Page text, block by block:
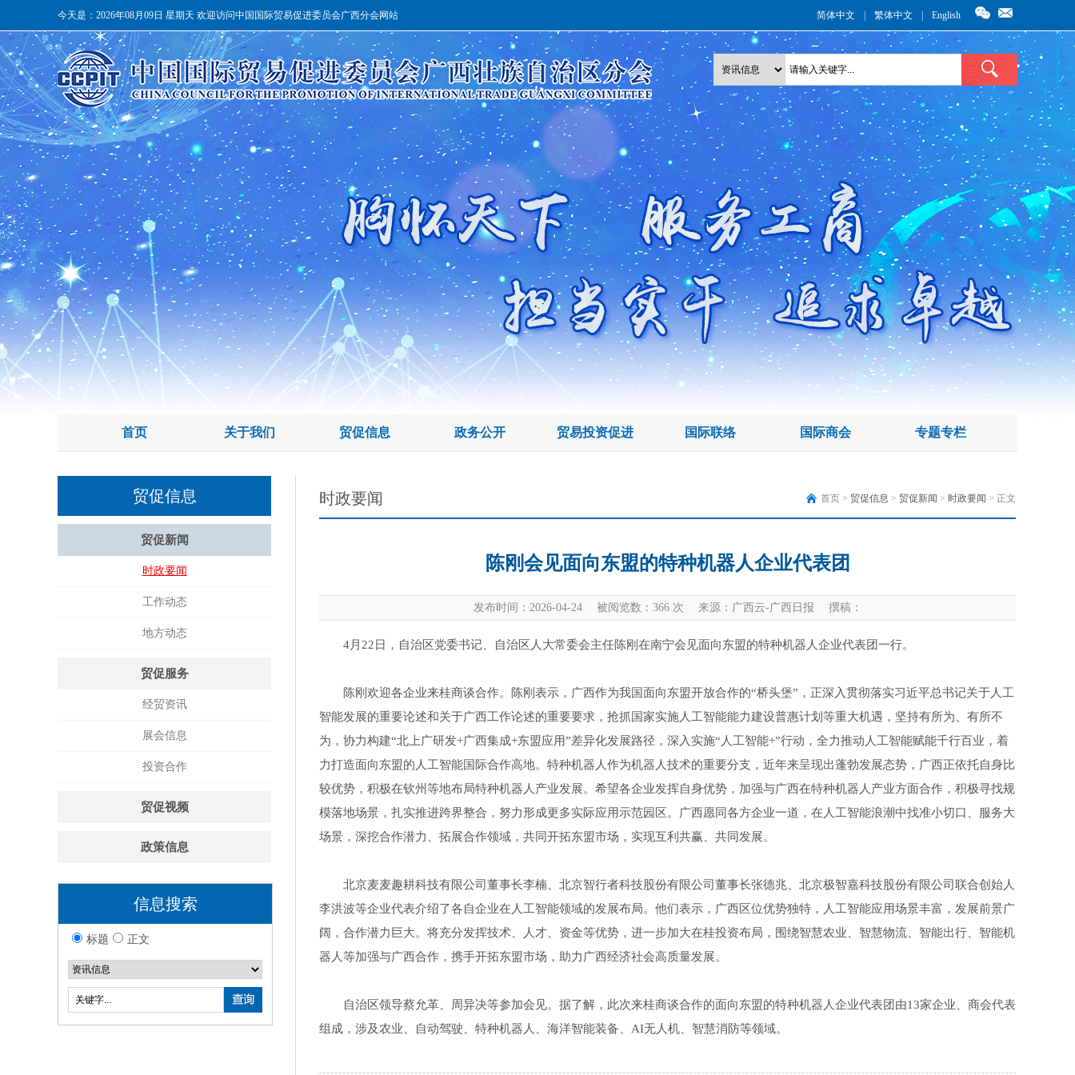
简体中文 繁体中文 English
今天是： 2026年08月09日 星期天 欢迎访问中国国际贸易促进委员会广西分会网站
首页 关于我们 贸促信息 政务公开 贸易投资促进 国际联络 国际商会 专题专栏
贸促信息
贸促新闻
时政要闻
工作动态
地方动态
贸促服务
经贸资讯
展会信息
投资合作
贸促视频
政策信息
信息搜索
标题 正文
首页 > 贸促信息 > 贸促新闻 > 时政要闻 > 正文
时政要闻
陈刚会见面向东盟的特种机器人企业代表团
发布时间：2026-04-24 被阅览数： 366次 来源：广西云-广西日报 撰稿：
4月22日，自治区党委书记、自治区人大常委会主任陈刚在南宁会见面向东盟的特种机器人企业代表团一行。
陈刚欢迎各企业来桂商谈合作。陈刚表示，广西作为我国面向东盟开放合作的“桥头堡”，正深入贯彻落实习近平总书记关于人工
智能发展的重要论述和关于广西工作论述的重要要求，抢抓国家实施人工智能能力建设普惠计划等重大机遇，坚持有所为、有所不
为，协力构建“北上广研发+广西集成+东盟应用”差异化发展路径，深入实施“人工智能+”行动，全力推动人工智能赋能千行百业，着
力打造面向东盟的人工智能国际合作高地。特种机器人作为机器人技术的重要分支，近年来呈现出蓬勃发展态势，广西正依托自身比
较优势，积极在钦州等地布局特种机器人产业发展。希望各企业发挥自身优势，加强与广西在特种机器人产业方面合作，积极寻找规
模落地场景，扎实推进跨界整合，努力形成更多实际应用示范园区。广西愿同各方企业一道，在人工智能浪潮中找准小切口、服务大
场景，深挖合作潜力、拓展合作领域，共同开拓东盟市场，实现互利共赢、共同发展。
北京麦麦趣耕科技有限公司董事长李楠、北京智行者科技股份有限公司董事长张德兆、北京极智嘉科技股份有限公司联合创始人
李洪波等企业代表介绍了各自企业在人工智能领域的发展布局。他们表示，广西区位优势独特，人工智能应用场景丰富，发展前景广
阔，合作潜力巨大。将充分发挥技术、人才、资金等优势，进一步加大在桂投资布局，围绕智慧农业、智慧物流、智能出行、智能机
器人等加强与广西合作，携手开拓东盟市场，助力广西经济社会高质量发展。
自治区领导蔡允革、周异决等参加会见。据了解，此次来桂商谈合作的面向东盟的特种机器人企业代表团由13家企业、商会代表
组成，涉及农业、自动驾驶、特种机器人、海洋智能装备、AI无人机、智慧消防等领域。